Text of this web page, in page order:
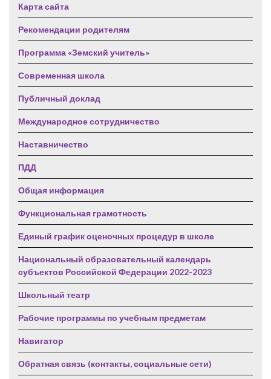
Карта сайта
Рекомендации родителям
Программа «Земский учитель»
Современная школа
Публичный доклад
Международное сотрудничество
Наставничество
ПДД
Общая информация
Функциональная грамотность
Единый график оценочных процедур в школе
Национальный образовательный календарь
субъектов Российской Федерации 2022-2023
Школьный театр
Рабочие программы по учебным предметам
Навигатор
Обратная связь (контакты, социальные сети)